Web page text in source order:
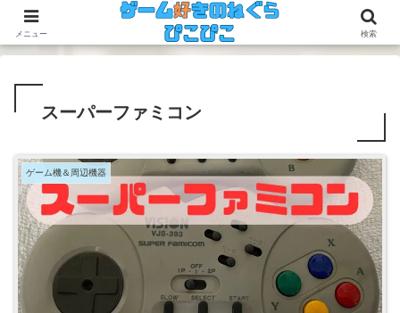
今のゲームも昔のゲームも面白い！
スーパーファミコン
ゲーム機＆周辺機器
メニュー 検索